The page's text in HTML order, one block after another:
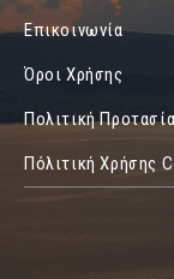
Επικοινωνία
Όροι Χρήσης
Πολιτική
Πόλιτική Χρήσης